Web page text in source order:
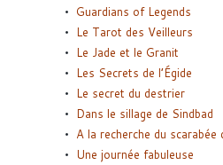
Guardians of Legends
Le Tarot des Veilleurs
Le Jade et le Granit
Les Secrets de l’Égide
Le secret du destrier
Dans le sillage de Sindbad
A la recherche du scarabée
Une journée fabuleuse